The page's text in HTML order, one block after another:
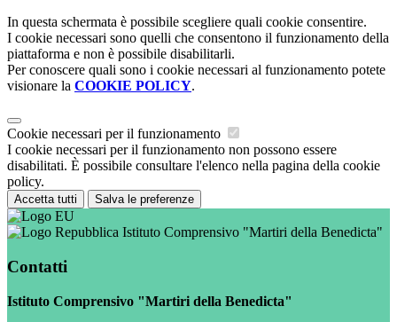
In questa schermata è possibile scegliere quali cookie consentire.
I cookie necessari sono quelli che consentono il funzionamento della
piattaforma e non è possibile disabilitarli.
Per conoscere quali sono i cookie necessari al funzionamento potete
visionare la COOKIE POLICY.
Cookie necessari per il funzionamento
I cookie necessari per il funzionamento non possono essere
disabilitati. È possibile consultare l'elenco nella pagina della cookie
policy.
Accetta tutti Salva le preferenze
Istituto Comprensivo "Martiri della Benedicta"
Contatti
Istituto Comprensivo "Martiri della Benedicta"